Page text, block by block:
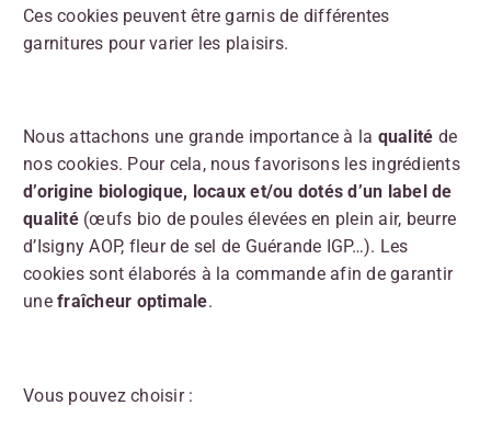
Ces cookies peuvent être garnis de différentes
garnitures pour varier les plaisirs.
Nous attachons une grande importance à la qualité de
nos cookies. Pour cela, nous favorisons les ingrédients
d’origine biologique, locaux et/ou dotés d’un label de
qualité (œufs bio de poules élevées en plein air, beurre
d’Isigny AOP, fleur de sel de Guérande IGP…). Les
cookies sont élaborés à la commande afin de garantir
une fraîcheur optimale.
Vous pouvez choisir :